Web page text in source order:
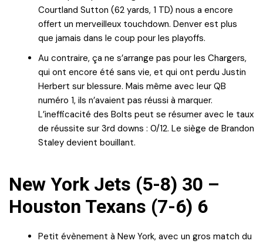
Courtland Sutton (62 yards, 1 TD) nous a encore
offert un merveilleux touchdown. Denver est plus
que jamais dans le coup pour les playoffs.
Au contraire, ça ne s’arrange pas pour les Chargers,
qui ont encore été sans vie, et qui ont perdu Justin
Herbert sur blessure. Mais même avec leur QB
numéro 1, ils n’avaient pas réussi à marquer.
L’inefficacité des Bolts peut se résumer avec le taux
de réussite sur 3rd downs : 0/12. Le siège de Brandon
Staley devient bouillant.
New York Jets (5-8) 30 –
Houston Texans (7-6) 6
Petit évènement à New York, avec un gros match du